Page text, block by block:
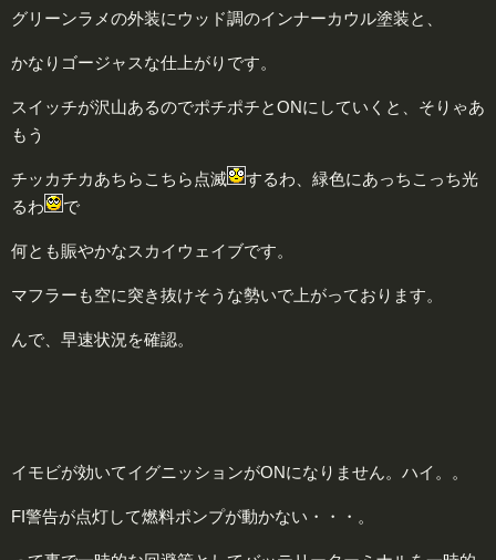
グリーンラメの外装にウッド調のインナーカウル塗装と、
かなりゴージャスな仕上がりです。
スイッチが沢山あるのでポチポチとONにしていくと、そりゃあ
もう
チッカチカあちらこちら点滅
するわ、緑色にあっちこっち光
るわ
で
何とも賑やかなスカイウェイブです。
マフラーも空に突き抜けそうな勢いで上がっております。
んで、早速状況を確認。
イモビが効いてイグニッションがONになりません。ハイ。。
FI警告が点灯して燃料ポンプが動かない・・・。